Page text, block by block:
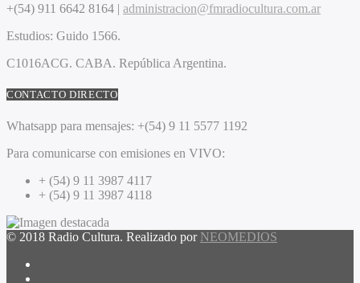
+(54) 911 6642 8164 | administracion@fmradiocultura.com.ar
Estudios: Guido 1566.
C1016ACG. CABA. República Argentina.
CONTACTO DIRECTO
Whatsapp para mensajes: +(54) 9 11 5577 1192
Para comunicarse con emisiones en VIVO:
+ (54) 9 11 3987 4117
+ (54) 9 11 3987 4118
© 2018 Radio Cultura. Realizado por NEOMEDIOS